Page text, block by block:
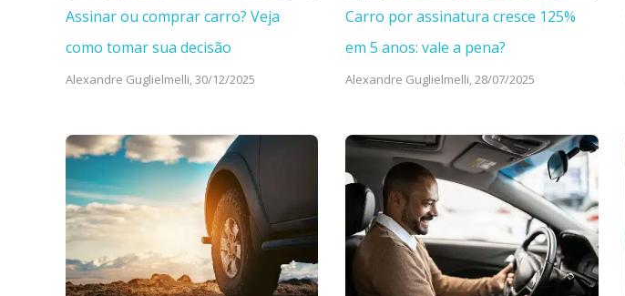
Assinar ou comprar carro? Veja
como tomar sua decisão
Alexandre Guglielmelli,30/12/2025
Carro por assinatura cresce 125%
em 5 anos: vale a pena?
Alexandre Guglielmelli,28/07/2025